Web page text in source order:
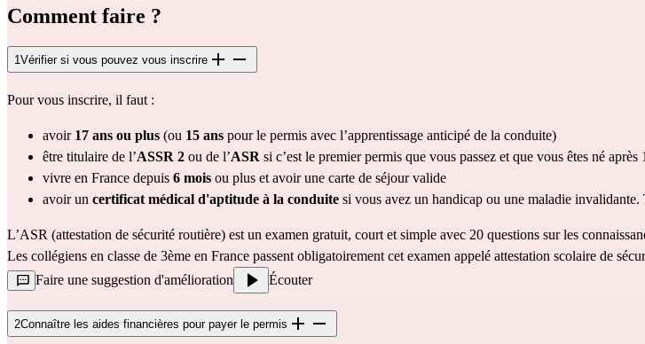
Comment faire ?
1Vérifier si vous pouvez vous inscrire
Pour vous inscrire, il faut :
avoir 17 ans ou plus (ou 15 ans pour le permis avec l’apprentissage anticipé de la conduite)
être titulaire de l’ASSR 2 ou de l’ASR si c’est le premier permis que vous passez et que vous êtes né après
vivre en France depuis 6 mois ou plus et avoir une carte de séjour valide
avoir un certificat médical d'aptitude à la conduite si vous avez un handicap ou une maladie invalidante.
L’ASR (attestation de sécurité routière) est un examen gratuit, court et simple avec 20 questions sur les
Les collégiens en classe de 3ème en France passent obligatoirement cet examen appelé attestation scolaire de
Faire une suggestion d'amélioration
Écouter
2Connaître les aides financières pour payer le permis